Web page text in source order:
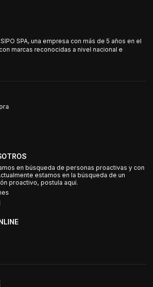
SPA, una empresa con más de 5 años en el
marcas reconocidas a nivel nacional e
en búsqueda de personas proactivas y con
estamos en la búsqueda de un
proactivo, postula aquí.